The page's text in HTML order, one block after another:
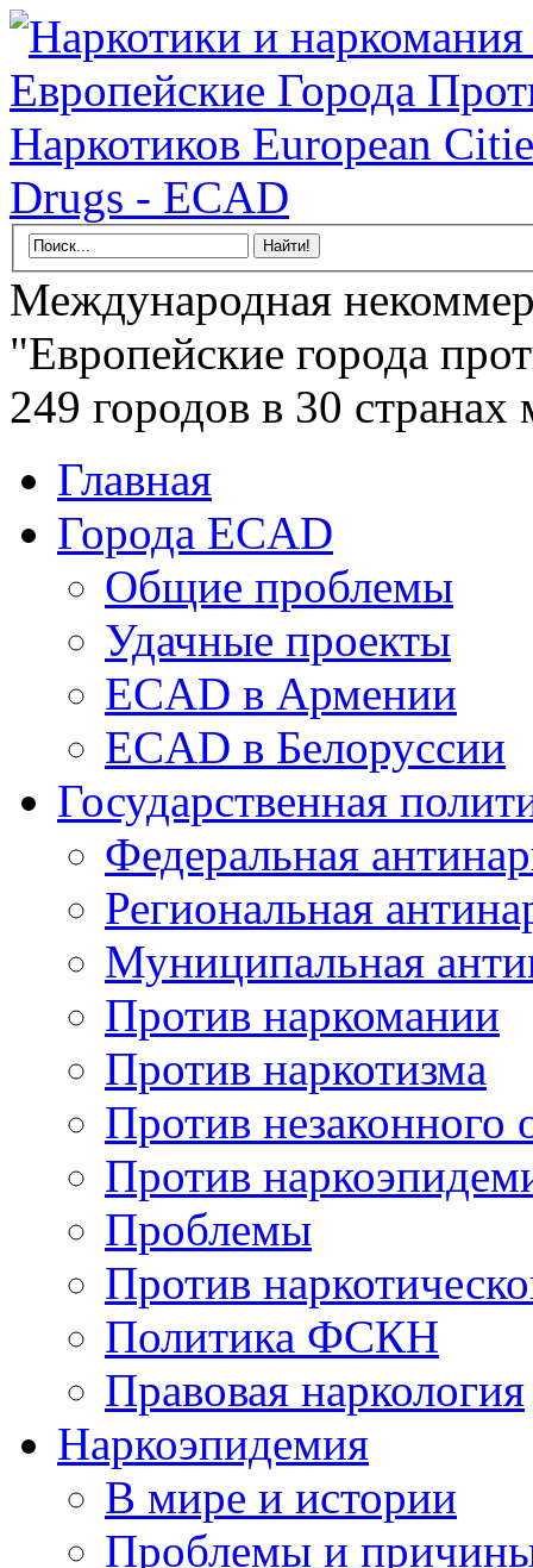
Международная
"Европейские города
249 городов в 30
Главная
Города ECAD
Общие проблемы
Удачные проекты
ECAD в Армении
ECAD в Белоруссии
Государственная
Федеральная
Региональная
Муниципальная
Против наркомании
Против наркотизма
Против незаконного
Против
Проблемы
Против
Политика ФСКН
Правовая наркология
Наркоэпидемия
В мире и истории
Проблемы и